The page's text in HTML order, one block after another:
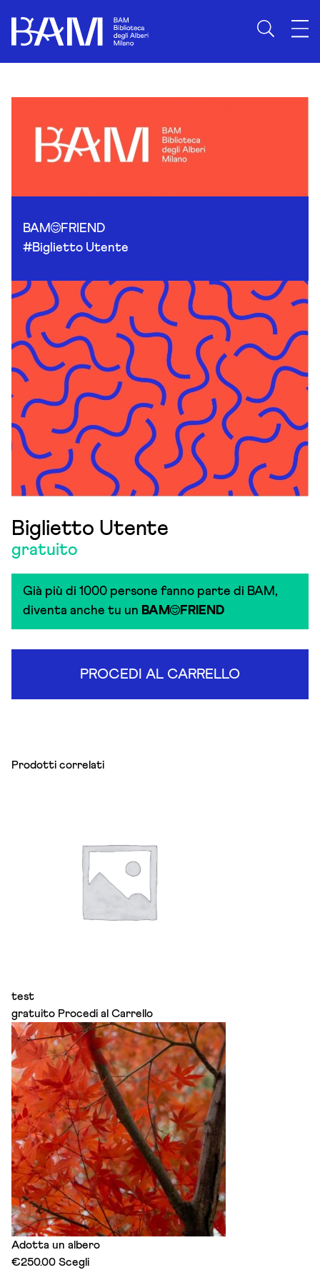
BAM
FRIEND
#Biglietto Utente
Biglietto Utente
gratuito
Già più di 1000 persone fanno parte di BAM,
diventa anche tu un BAM FRIEND
PROCEDI AL CARRELLO
Prodotti correlati
test
gratuito Procedi al Carrello
Adotta un albero
€250.00 ScegliThis